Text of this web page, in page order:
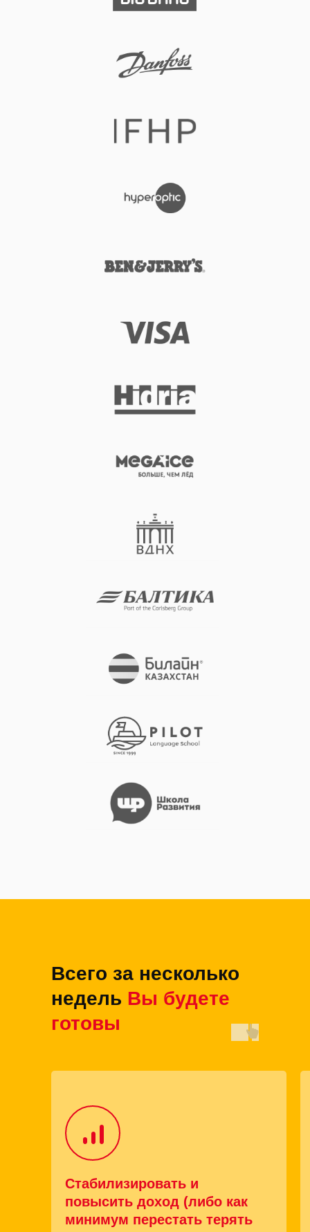
Всего за несколько
недель Вы будете
готовы
Стабилизировать и
повысить доход (либо как
минимум перестать терять